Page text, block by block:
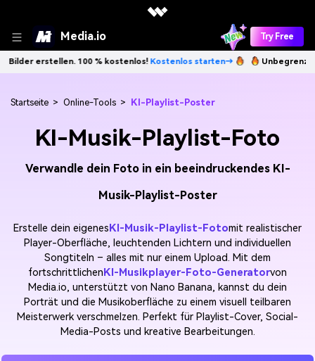
Media.io Try Free
% kostenlos! Kostenlos starten→ Unbegrenzt KI-Bilder
Startseite > Online-Tools > KI-Playlist-Poster
KI-Musik-Playlist-Foto
Verwandle dein Foto in ein beeindruckendes KI-
Musik-Playlist-Poster
Erstelle dein eigenes KI-Musik-Playlist-Fotomit realistischer
Player-Oberfläche, leuchtenden Lichtern und individuellen
Songtiteln – alles mit nur einem Upload. Mit dem
fortschrittlichen KI-Musikplayer-Foto-Generatorvon
Media.io, unterstützt von Nano Banana, kannst du dein
Porträt und die Musikoberfläche zu einem visuell teilbaren
Meisterwerk verschmelzen. Perfekt für Playlist-Cover, Social-
Media-Posts und kreative Bearbeitungen.